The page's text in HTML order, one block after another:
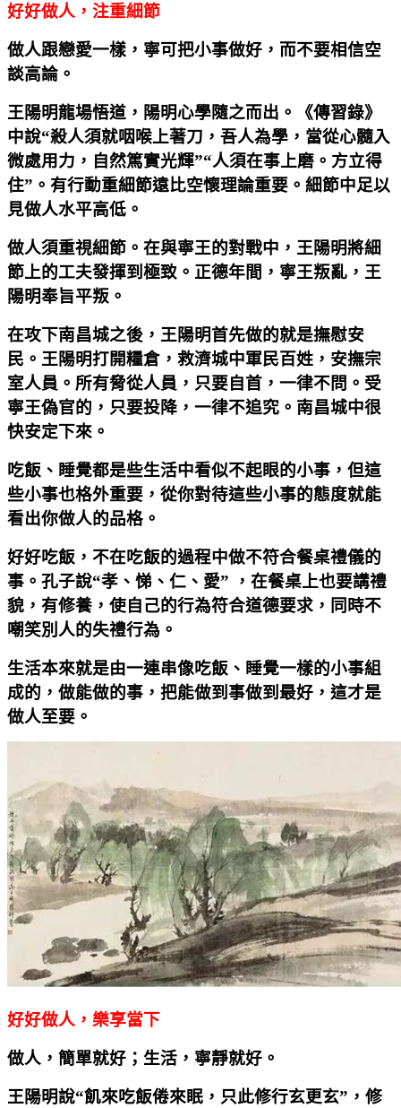
好好做人，注重細節
做人跟戀愛一樣，寧可把小事做好，而不要相信空
談高論。
王陽明龍場悟道，陽明心學隨之而出。《傳習錄》
中說“殺人須就咽喉上著刀，吾人為學，當從心髓入
微處用力，自然篤實光輝”“人須在事上磨。方立得
住”。有行動重細節遠比空懷理論重要。細節中足以
見做人水平高低。
做人須重視細節。在與寧王的對戰中，王陽明將細
節上的工夫發揮到極致。正德年間，寧王叛亂，王
陽明奉旨平叛。
在攻下南昌城之後，王陽明首先做的就是撫慰安
民。王陽明打開糧倉，救濟城中軍民百姓，安撫宗
室人員。所有脅從人員，只要自首，一律不問。受
寧王偽官的，只要投降，一律不追究。南昌城中很
快安定下來。
吃飯、睡覺都是些生活中看似不起眼的小事，但這
些小事也格外重要，從你對待這些小事的態度就能
看出你做人的品格。
好好吃飯，不在吃飯的過程中做不符合餐桌禮儀的
事。孔子說“孝、悌、仁、愛” ，在餐桌上也要講禮
貌，有修養，使自己的行為符合道德要求，同時不
嘲笑別人的失禮行為。
生活本來就是由一連串像吃飯、睡覺一樣的小事組
成的，做能做的事，把能做到事做到最好，這才是
做人至要。
好好做人，樂享當下
做人，簡單就好；生活，寧靜就好。
王陽明說“飢來吃飯倦來眠，只此修行玄更玄”，修